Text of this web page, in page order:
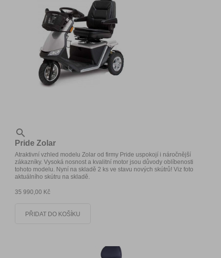

Pride Zolar
Atraktivní vzhled modelu Zolar od firmy Pride uspokojí i náročnější
zákazníky. Vysoká nosnost a kvalitní motor jsou důvody oblíbenosti
tohoto modelu. Nyní na skladě 2 ks ve stavu nových skútrů! Viz foto
aktuálního skútru na skladě.
35 990,00 Kč
PŘIDAT DO KOŠÍKU